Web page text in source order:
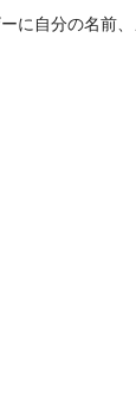
に自分の名前